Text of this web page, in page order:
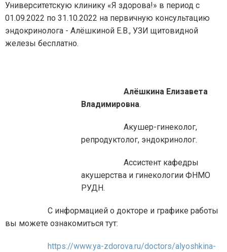
Университетскую клинику «Я здорова!» в период с
01.09.2022 по 31.10.2022 на первичную консультацию
эндокринолога - Алёшкиной Е.В., УЗИ щитовидной
железы бесплатно.
Алёшкина Елизавета
Владимировна.
Акушер-гинеколог,
репродуктолог, эндокринолог.
Ассистент кафедры
акушерства и гинекологии ФНМО
РУДН.
С информацией о докторе и графике работы
вы можете ознакомиться тут:
https://www.ya-zdorova.ru/doctors/alyoshkina-